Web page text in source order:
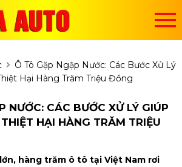
Ô Tô Gặp Ngập Nước: Các Bước Xử Lý
Hại Hàng Trăm Triệu Đồng
NƯỚC: CÁC BƯỚC XỬ LÝ GIÚP
HẠI HÀNG TRĂM TRIỆU
hàng trăm ô tô tại Việt Nam rơi